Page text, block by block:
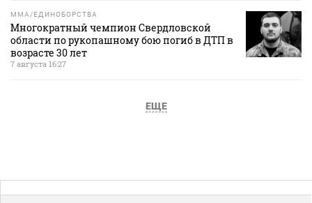
MMA/ЕДИНОБОРСТВА
Многократный чемпион Свердловской
области по рукопашному бою погиб в ДТП в
возрасте 30 лет
7 августа 16:27
ЕЩЕ